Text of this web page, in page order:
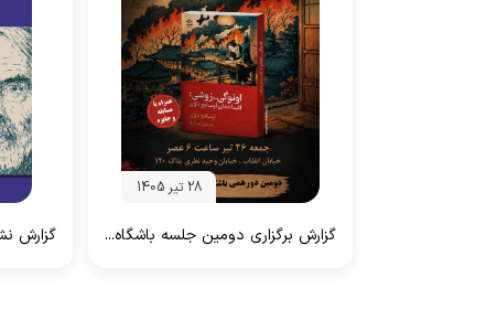
28 تیر 1405
گزارش برگزاری دومین جلسه باشگاه... گزارش